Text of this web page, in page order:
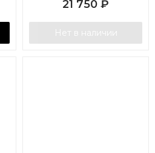
21 750 ₽
Нет в наличии